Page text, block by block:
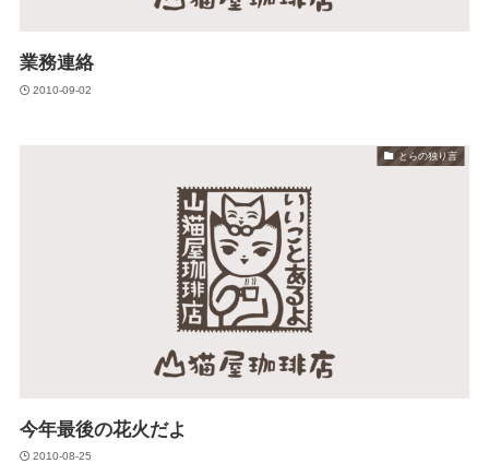
業務連絡
2010-09-02
とらの独り言
今年最後の花火だよ
2010-08-25